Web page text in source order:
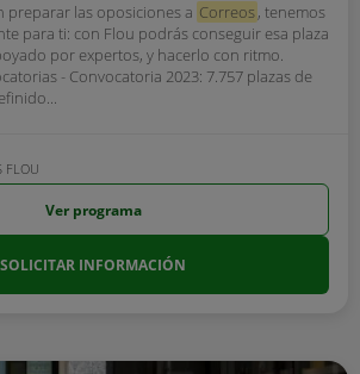
preparar las oposiciones a Correos, tenemos
para ti: con Flou podrás conseguir esa plaza
por expertos, y hacerlo con ritmo.
- Convocatoria 2023: 7.757 plazas de
FLOU
Ver programa
SOLICITAR INFORMACIÓN